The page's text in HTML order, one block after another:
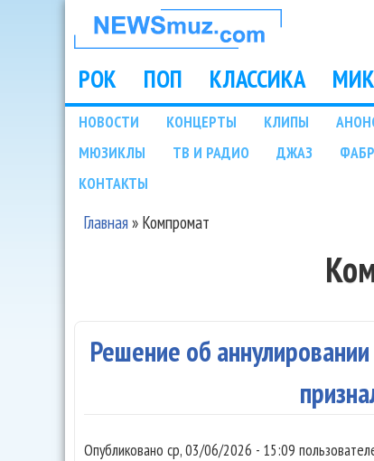
НОВОСТИ
МУЗЫКИ И
ШОУ БИЗНЕСА
NEWSMUZ.COM
Main menu
РОК ПОП КЛАССИКА
Подразделы
НОВОСТИ КОНЦЕРТЫ КЛИПЫ
МЮЗИКЛЫ
ТВ И РАДИО ДЖАЗ
КОНТАКТЫ
Главная» Компромат
Решение об
Опубликовано ср, 03/06/2026 - 15:09